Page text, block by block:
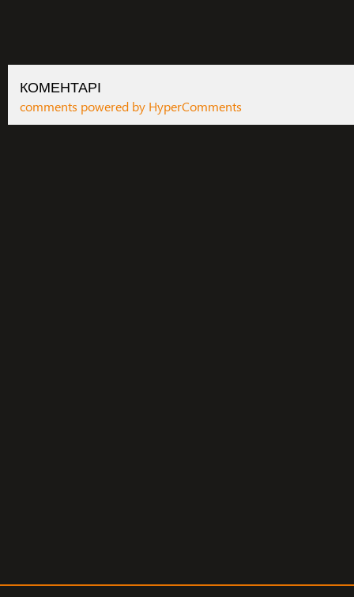
КОМЕНТАРІ
comments powered by HyperComments